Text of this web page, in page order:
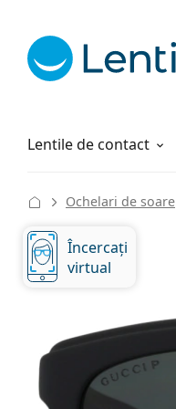
Lentile de contact
Soluții
Cum comandați
Ochelari de soare
Încercați
virtual